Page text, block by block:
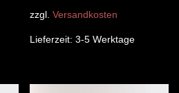
zzgl.Versandkosten
Lieferzeit:3-5 Werktage